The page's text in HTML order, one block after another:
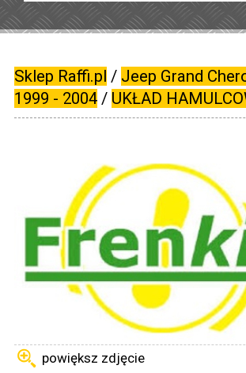
Sklep Raffi.pl / Jeep Grand
1999 - 2004/ UKŁAD
powiększ zdjęcie